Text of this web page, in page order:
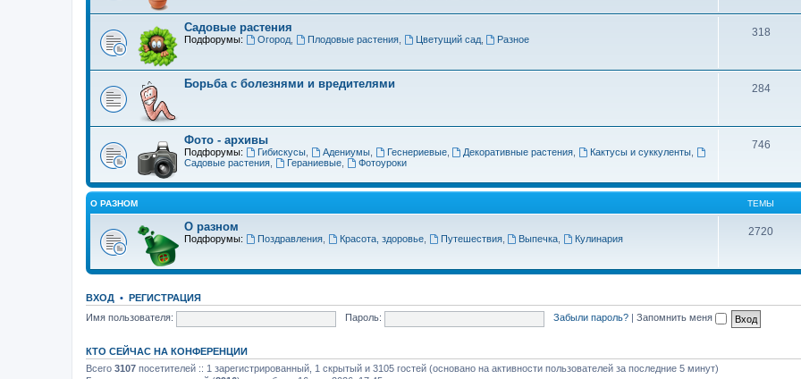
Садовые растения
Подфорумы: Огород, Плодовые растения, Цветущий сад, Разное
318
Борьба с болезнями и вредителями 284
Фото - архивы
Подфорумы: Гибискусы, Адениумы, Геснериевые, Декоративные растения Кактусы и суккуленты
Садовые растения
Гераниевые, Фотоуроки
746
О РАЗНОМ ТЕМЫ
О разном
Подфорумы: Поздравления, Красота, здоровье, Путешествия, Выпечка Кулинария
2720
ВХОД • РЕГИСТРАЦИЯ
Имя пользователя:
Пароль: Забыли пароль? Запомнить меня
КТО СЕЙЧАС НА КОНФЕРЕНЦИИ
Всего 3107 посетителей :: 1 зарегистрированный, 1 скрытый и 3105 гостей (основано на активности пользователей за последние 5 минут)